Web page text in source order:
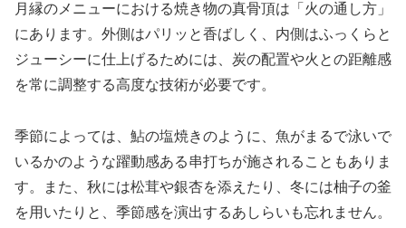
月縁のメニューにおける焼き物の真骨頂は「火の通し方」
にあります。外側はパリッと香ばしく、内側はふっくらと
ジューシーに仕上げるためには、炭の配置や火との距離感
を常に調整する高度な技術が必要です。
季節によっては、鮎の塩焼きのように、魚がまるで泳いで
いるかのような躍動感ある串打ちが施されることもありま
す。また、秋には松茸や銀杏を添えたり、冬には柚子の釜
を用いたりと、季節感を演出するあしらいも忘れません。